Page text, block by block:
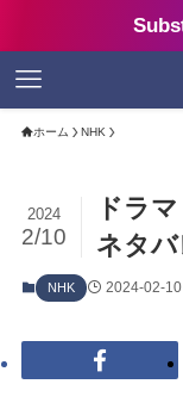
ホーム NHK
ドラ
ネタ
2024
2/10
NHK 2024-02-10